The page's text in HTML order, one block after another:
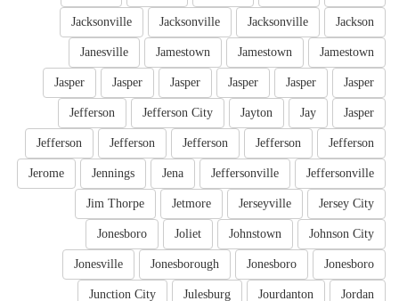
Jackson
Jacksonville
Jacksonville
Jacksonville
Jamestown
Jamestown
Jamestown
Janesville
Jasper
Jasper
Jasper
Jasper
Jasper
Jasper
Jasper
Jay
Jayton
Jefferson City
Jefferson
Jefferson
Jefferson
Jefferson
Jefferson
Jefferson
Jeffersonville
Jeffersonville
Jena
Jennings
Jerome
Jersey City
Jerseyville
Jetmore
Jim Thorpe
Johnson City
Johnstown
Joliet
Jonesboro
Jonesboro
Jonesboro
Jonesborough
Jonesville
Jordan
Jourdanton
Julesburg
Junction City